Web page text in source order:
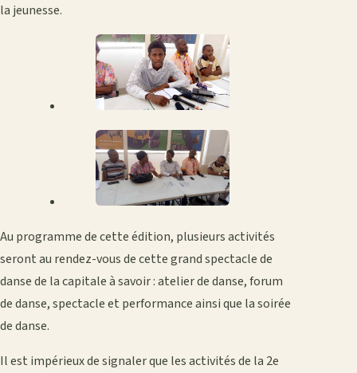
la jeunesse.
Au programme de cette édition, plusieurs activités
seront au rendez-vous de cette grand spectacle de
danse de la capitale à savoir : atelier de danse, forum
de danse, spectacle et performance ainsi que la soirée
de danse.
Il est impérieux de signaler que les activités de la 2e